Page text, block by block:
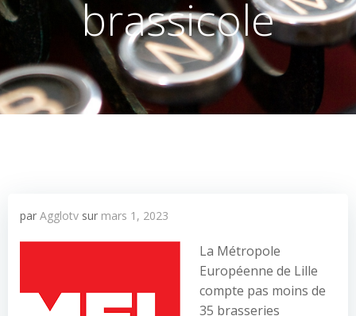
brassicole
par Agglotv sur mars 1, 2023
La Métropole
Européenne de Lille
compte pas moins de
35 brasseries